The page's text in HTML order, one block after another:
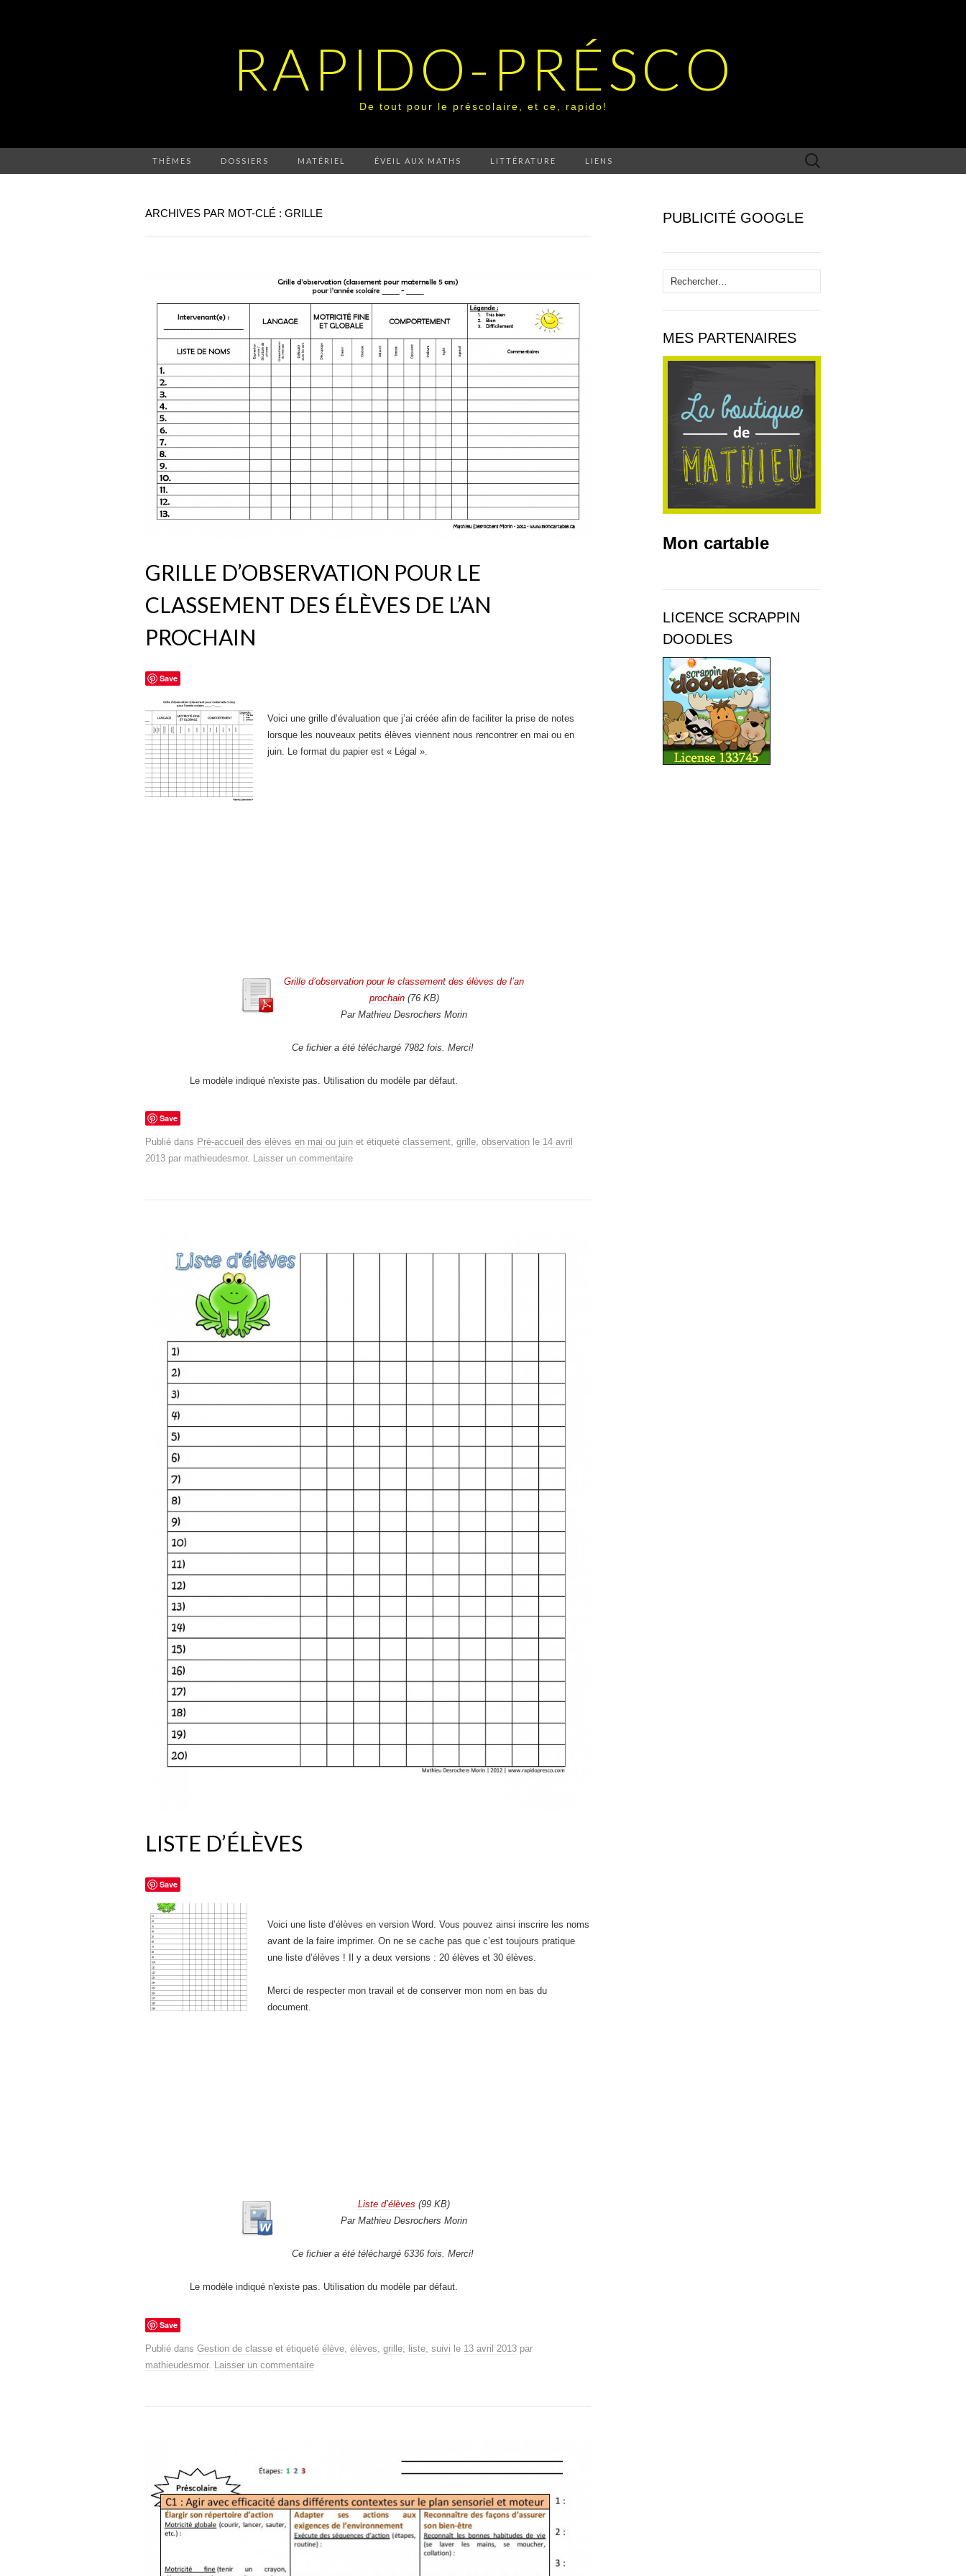
RAPIDO-PRÉSCO
De tout pour le préscolaire, et ce, rapido!
THÈMES DOSSIERS MATÉRIEL ÉVEIL AUX MATHS LITTÉRATURE LIENS Rechercher :
ARCHIVES PAR MOT-CLÉ : GRILLE
GRILLE D’OBSERVATION POUR LE
CLASSEMENT DES ÉLÈVES DE L’AN
PROCHAIN
Save
Voici une grille d’évaluation que j’ai créée afin de faciliter la prise de notes
lorsque les nouveaux petits élèves viennent nous rencontrer en mai ou en
juin. Le format du papier est « Légal ».
Grille d’observation pour le classement des élèves de l’an
prochain(76 KB)
Par Mathieu Desrochers Morin
Ce fichier a été téléchargé 7982 fois. Merci!
Le modèle indiqué n'existe pas. Utilisation du modèle par défaut.
Save
Publié dans Pré-accueil des élèves en mai ou juin et étiqueté classement, grille, observation le 14 avril
2013 par mathieudesmor. Laisser un commentaire
LISTE D’ÉLÈVES
Save
Voici une liste d’élèves en version Word. Vous pouvez ainsi inscrire les noms
avant de la faire imprimer. On ne se cache pas que c’est toujours pratique
une liste d’élèves ! Il y a deux versions : 20 élèves et 30 élèves.
Merci de respecter mon travail et de conserver mon nom en bas du
document.
Liste d’élèves (99 KB)
Par Mathieu Desrochers Morin
Ce fichier a été téléchargé 6336 fois. Merci!
Le modèle indiqué n'existe pas. Utilisation du modèle par défaut.
Save
Publié dans Gestion de classe et étiqueté élève élèves grille liste suivi le 13 avril 2013 par
mathieudesmor. Laisser un commentaire
PUBLICITÉ GOOGLE
Rechercher :
MES PARTENAIRES
Mon cartable
LICENCE SCRAPPIN
DOODLES